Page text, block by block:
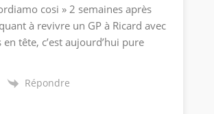
cosi » 2 semaines après
à revivre un GP à Ricard avec
en tête, c’est aujourd’hui pure
Répondre